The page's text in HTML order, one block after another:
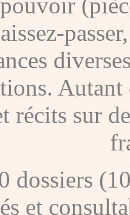
Autant
récits sur
dossiers
et